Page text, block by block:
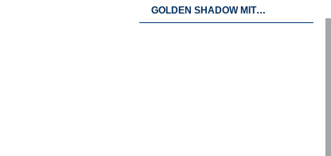
GOLDEN SHADOW MIT…